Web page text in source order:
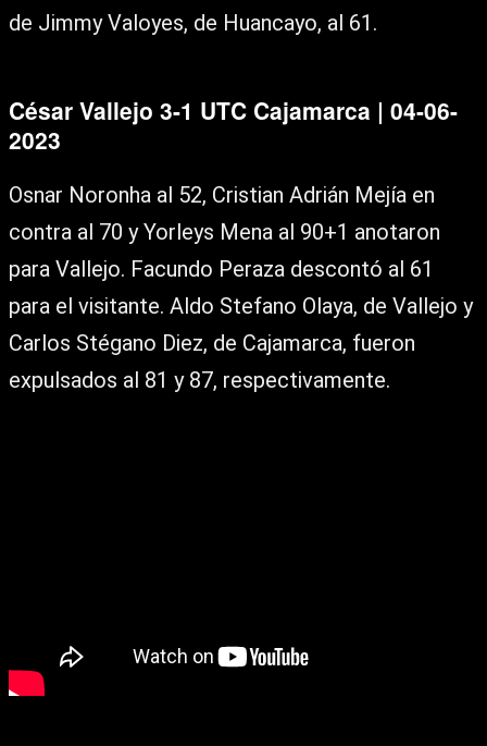
de Jimmy Valoyes, de Huancayo, al 61.
César Vallejo 3-1 UTC Cajamarca | 04-06-
2023
Osnar Noronha al 52, Cristian Adrián Mejía en
contra al 70 y Yorleys Mena al 90+1 anotaron
para Vallejo. Facundo Peraza descontó al 61
para el visitante. Aldo Stefano Olaya, de Vallejo y
Carlos Stégano Diez, de Cajamarca, fueron
expulsados al 81 y 87, respectivamente.